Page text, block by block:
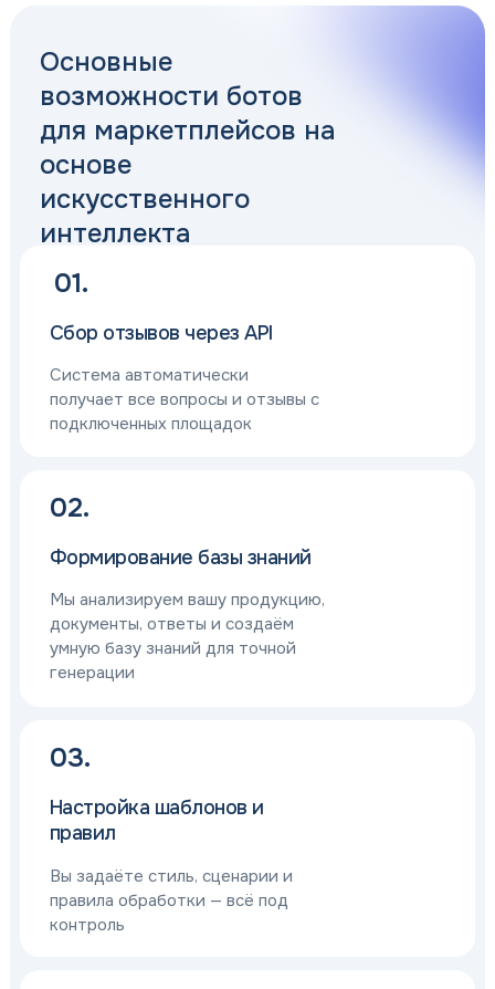
Основные
возможности ботов
для маркетплейсов на
основе
искусственного
интеллекта
01.
Сбор отзывов через API
Система автоматически
получает все вопросы и отзывы с
подключенных площадок
02.
Формирование базы знаний
Мы анализируем вашу продукцию,
документы, ответы и создаём
умную базу знаний для точной
генерации
03.
Настройка шаблонов и
правил
Вы задаёте стиль, сценарии и
правила обработки — всё под
контроль